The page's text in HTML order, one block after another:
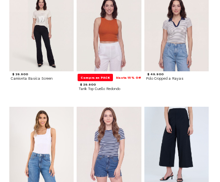
$ 39.900
Camiseta Basica Screen Compra en PACK Hasta 15% Off
$ 29.900
Tank Top Cuello Redondo
$ 49.900
Polo Cropped a Rayas